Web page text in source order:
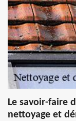
Le savoir-faire
nettoyage et